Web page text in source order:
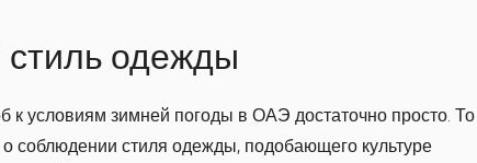
одежды
к условиям зимней погоды в ОАЭ достаточно просто. То
соблюдении стиля одежды, подобающего культуре